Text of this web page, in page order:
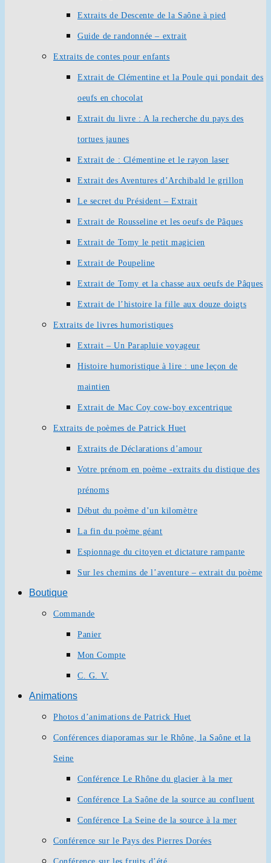
Extraits de Descente de la Saône à pied
Guide de randonnée – extrait
Extraits de contes pour enfants
Extrait de Clémentine et la Poule qui pondait des
oeufs en chocolat
Extrait du livre : A la recherche du pays des
tortues jaunes
Extrait de : Clémentine et le rayon laser
Extrait des Aventures d’Archibald le grillon
Le secret du Président – Extrait
Extrait de Rousseline et les oeufs de Pâques
Extrait de Tomy le petit magicien
Extrait de Poupeline
Extrait de Tomy et la chasse aux oeufs de Pâques
Extrait de l’histoire la fille aux douze doigts
Extraits de livres humoristiques
Extrait – Un Parapluie voyageur
Histoire humoristique à lire : une leçon de
maintien
Extrait de Mac Coy cow-boy excentrique
Extraits de poèmes de Patrick Huet
Extraits de Déclarations d’amour
Votre prénom en poème -extraits du distique des
prénoms
Début du poème d’un kilomètre
La fin du poème géant
Espionnage du citoyen et dictature rampante
Sur les chemins de l’aventure – extrait du poème
Boutique
Commande
Panier
Mon Compte
C. G. V.
Animations
Photos d’animations de Patrick Huet
Conférences diaporamas sur le Rhône, la Saône et la
Seine
Conférence Le Rhône du glacier à la mer
Conférence La Saône de la source au confluent
Conférence La Seine de la source à la mer
Conférence sur le Pays des Pierres Dorées